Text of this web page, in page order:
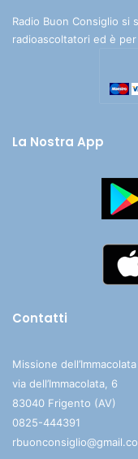
Radio Buon Consiglio
radioascoltatori ed è
La Nostra App
Contatti
Missione
via dell’Immacolata, 6
83040 Frigento (AV)
0825-444391